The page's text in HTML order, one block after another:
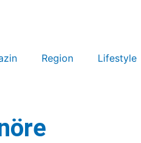
Region Lifestyle